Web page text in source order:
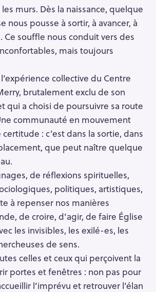
murs. Dès la naissance, quelque
nous pousse à sortir, à avancer, à
Ce souffle nous conduit vers des
mais toujours
collective du Centre
brutalement exclu de son
qui a choisi de poursuivre sa route
communauté en mouvement
: c’est dans la sortie, dans
que peut naître quelque
de réflexions spirituelles,
politiques, artistiques,
à repenser nos manières
de croire, d’agir, de faire Église
les invisibles, les exilé-es, les
de sens.
celles et ceux qui perçoivent la
portes et fenêtres : non pas pour
l’imprévu et retrouver l’élan